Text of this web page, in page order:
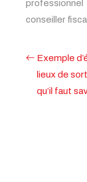
conseiller
Exemple
lieux de
qu’il faut